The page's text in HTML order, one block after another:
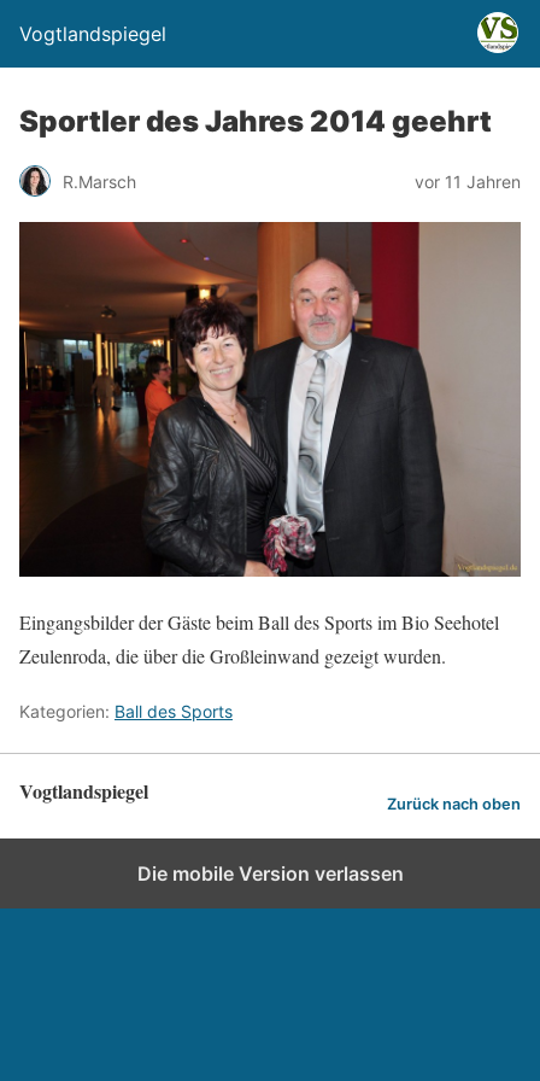
Vogtlandspiegel
Sportler des Jahres 2014 geehrt
R.Marsch vor 11 Jahren
Eingangsbilder der Gäste beim Ball des Sports im Bio Seehotel
Zeulenroda, die über die Großleinwand gezeigt wurden.
Kategorien: Ball des Sports
Vogtlandspiegel Zurück nach oben
Die mobile Version verlassen